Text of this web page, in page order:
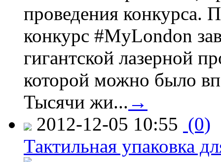
проведения конкурса.
конкурс #MyLondon
гигантской лазерной
которой можно было
Тысячи жи... →
2012-12-05 10:55 (0)
Тактильная упаковка